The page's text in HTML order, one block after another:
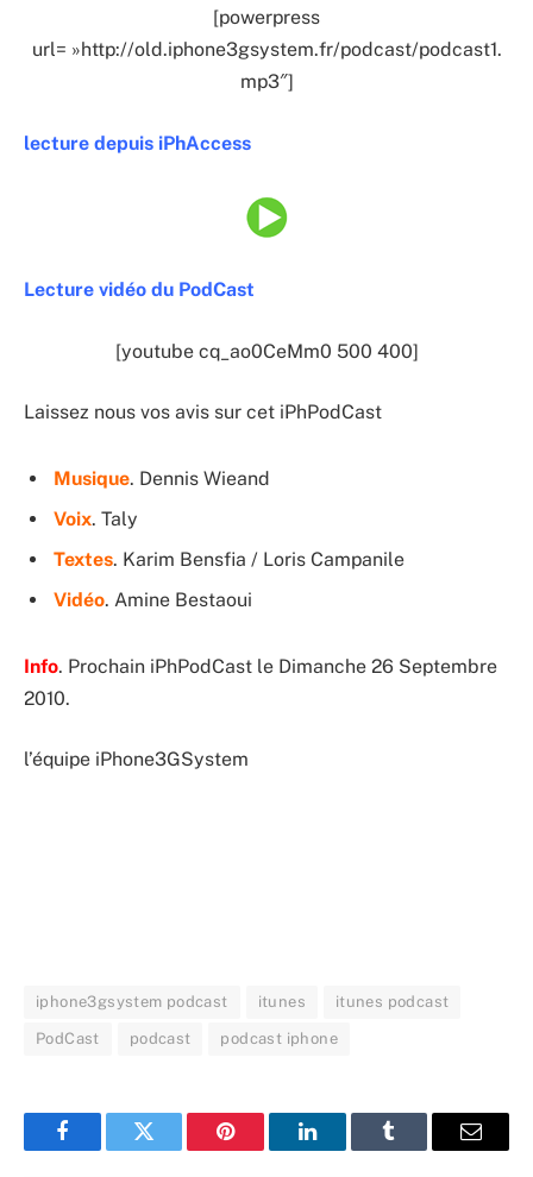
[powerpress
url= »http://old.iphone3gsystem.fr/podcast/podcast1.
mp3″]
lecture depuis iPhAccess
Lecture vidéo du PodCast
[youtube cq_ao0CeMm0 500 400]
Laissez nous vos avis sur cet iPhPodCast
Musique. Dennis Wieand
Voix. Taly
Textes. Karim Bensfia / Loris Campanile
Vidéo. Amine Bestaoui
Info. Prochain iPhPodCast le Dimanche 26 Septembre
2010.
l’équipe iPhone3GSystem
iphone3gsystem podcast itunes itunes podcast
PodCast podcast podcast iphone
FacebookTwitter Pinterest LinkedInTumblr Email